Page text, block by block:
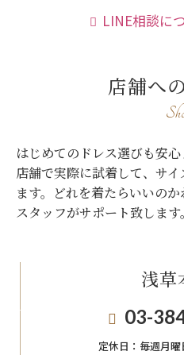
LINE相談に
店舗へ
はじめてのドレス選びも安
店舗で実際に試着して、サ
ます。
どれを着たらいいの
スタッフがサポート致します。
浅草
03-
定休日： 毎週月曜